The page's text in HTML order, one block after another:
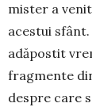
mister a
acestui sfânt.
adăpostit
fragmente
despre care